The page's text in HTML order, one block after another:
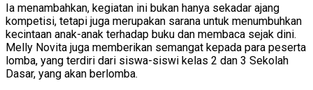
Ia menambahkan, kegiatan ini bukan hanya sekadar ajang
kompetisi, tetapi juga merupakan sarana untuk menumbuhkan
kecintaan anak-anak terhadap buku dan membaca sejak dini.
Melly Novita juga memberikan semangat kepada para peserta
lomba, yang terdiri dari siswa-siswi kelas 2 dan 3 Sekolah
Dasar, yang akan berlomba.